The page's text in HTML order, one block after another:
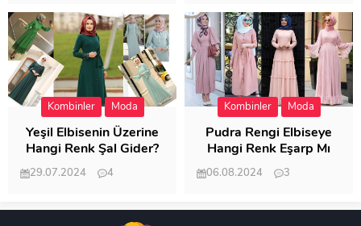
Kombinler Moda
Yeşil Elbisenin Üzerine
Hangi Renk Şal Gider?
29.07.2024
4
Kombinler Moda
Pudra Rengi Elbiseye
Hangi Renk Eşarp Mı
Dedi Birisi
06.08.2024
3